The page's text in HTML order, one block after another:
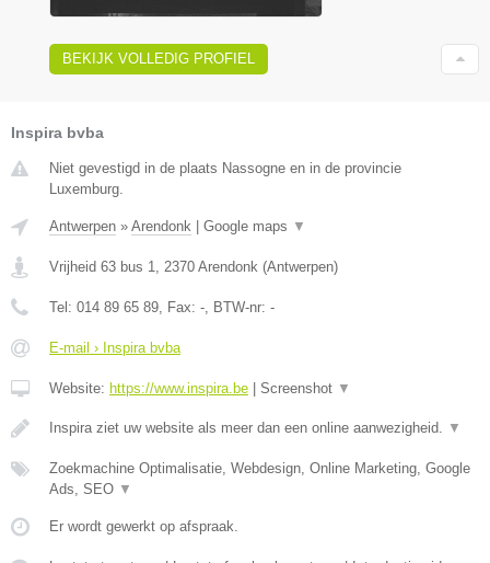
BEKIJK VOLLEDIG PROFIEL
Inspira bvba
Niet gevestigd in de plaats Nassogne en in de provincie
Luxemburg.
Antwerpen » Arendonk | Google maps ▼
Vrijheid 63 bus 1 2370 Arendonk (Antwerpen)
Tel: 014 89 65 89 , Fax: - , BTW-nr: -
E-mail › Inspira bvba
Website: https://www.inspira.be | Screenshot ▼
Inspira ziet uw website als meer dan een online aanwezigheid. ▼
Zoekmachine Optimalisatie, Webdesign, Online Marketing, Google
Ads, SEO ▼
Er wordt gewerkt op afspraak.